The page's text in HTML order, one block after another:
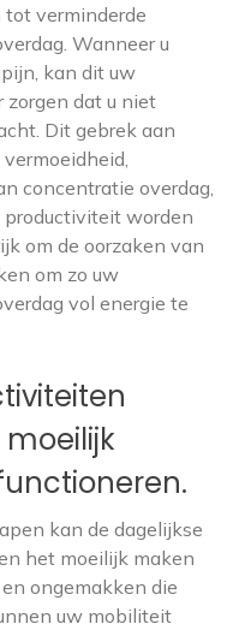
verminderde
Wanneer u
kan dit uw
zorgen dat u niet
Dit gebrek aan
concentratie overdag,
worden
om de oorzaken van
om zo uw
vol energie te
kan de dagelijkse
het moeilijk maken
ongemakken die
uw mobiliteit